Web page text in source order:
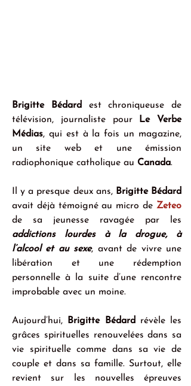
Brigitte Bédard
est chroniqueuse de
télévision, journaliste pour
Le Verbe
Médias, qui est à la fois un magazine,
un site web et une émission
radiophonique catholique au Canada.
Il y a presque deux ans, Brigitte Bédard
avait déjà témoigné au micro de Zeteo
addictions lourdes à la drogue, à
l’alcool et au sexe, avant de vivre une
libération et une rédemption
personnelle à la suite d’une rencontre
improbable avec un moine.
Aujourd’hui, Brigitte Bédard révèle les
grâces spirituelles renouvelées dans sa
vie spirituelle comme dans sa vie de
couple et dans sa famille. Surtout, elle
revient sur les nouvelles épreuves